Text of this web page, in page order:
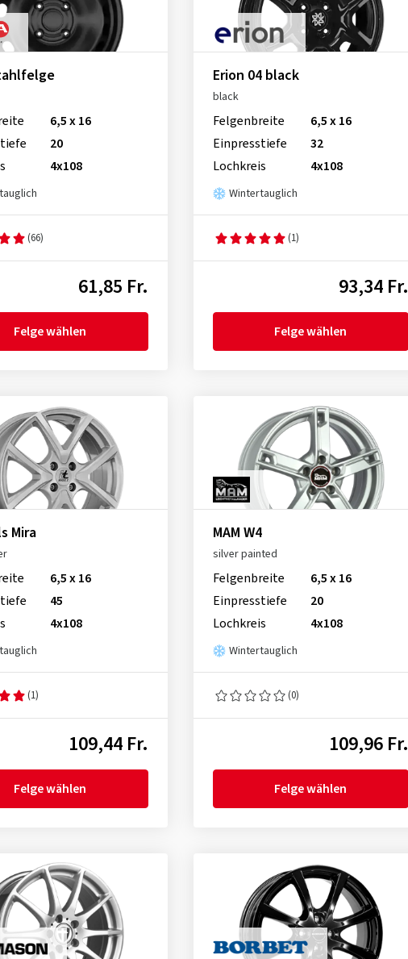
6,5 x 16
20
4x108
(66)
61,85 Fr.
Felge wählen
Erion 04 black
black
Felgenbreite
6,5 x 16
Einpresstiefe
32
Lochkreis
4x108
Wintertauglich
(1)
93,34 Fr.
Felge wählen
Mira
6,5 x 16
45
4x108
(1)
109,44 Fr.
Felge wählen
MAM W4
silver painted
Felgenbreite
6,5 x 16
Einpresstiefe
20
Lochkreis
4x108
Wintertauglich
(0)
109,96 Fr.
Felge wählen